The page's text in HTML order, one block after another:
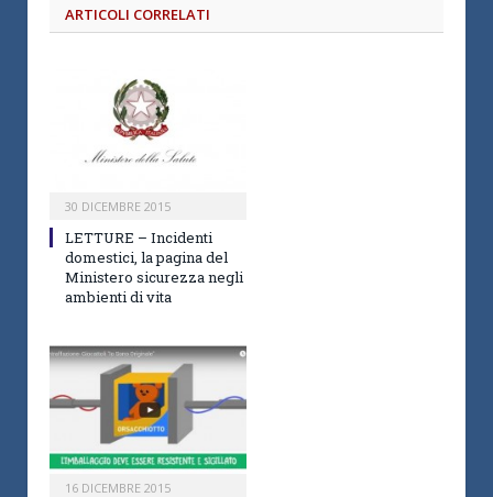
ARTICOLI CORRELATI
30 DICEMBRE 2015
LETTURE – Incidenti
domestici, la pagina del
Ministero sicurezza negli
ambienti di vita
16 DICEMBRE 2015